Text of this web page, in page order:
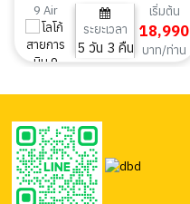
OCEAN KINGDOM 5วัน 3คืน
9 Air
ระยะเวลา
5 วัน 3 คืน
เริ่มต้น
18,990
บาท/ท่าน